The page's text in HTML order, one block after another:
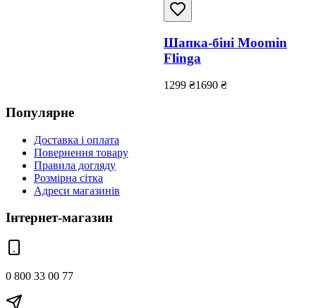
Шапка-біні Moomin
Flinga
1299 ₴1690 ₴
Популярне
Доставка і оплата
Повернення товару
Правила догляду
Розмірна сітка
Адреси магазинів
Інтернет-магазин
0 800 33 00 77